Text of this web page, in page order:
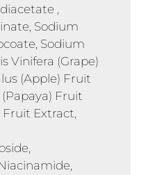
,
Sodium
Sodium
Vinifera (Grape)
(Apple) Fruit
Fruit
Extract,